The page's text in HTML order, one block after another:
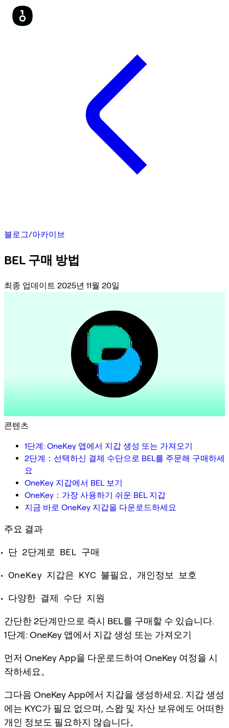
블로그/아카이브
BEL 구매 방법
최종 업데이트 2025년 11월 20일
콘텐츠
1단계: OneKey 앱에서 지갑 생성 또는 가져오기
2단계：선택하신 결제 수단으로 BEL를 주문해 구매하세
요
OneKey 지갑에서 BEL 보기
OneKey：가장 사용하기 쉬운 BEL 지갑
지금 바로 OneKey 지갑을 다운로드하세요
주요 결과
단 2단계로 BEL 구매
OneKey 지갑은 KYC 불필요, 개인정보 보호
다양한 결제 수단 지원
간단한 2단계만으로 즉시 BEL를 구매할 수 있습니다.
1단계: OneKey 앱에서 지갑 생성 또는 가져오기
먼저 OneKey App을 다운로드하여 OneKey 여정을 시
작하세요。
그다음 OneKey App에서 지갑을 생성하세요. 지갑 생성
에는 KYC가 필요 없으며, 스왑 및 자산 보유에도 어떠한
개인 정보도 필요하지 않습니다。